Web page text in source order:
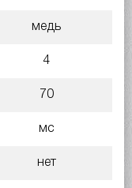
медь
4
70
мс
нет